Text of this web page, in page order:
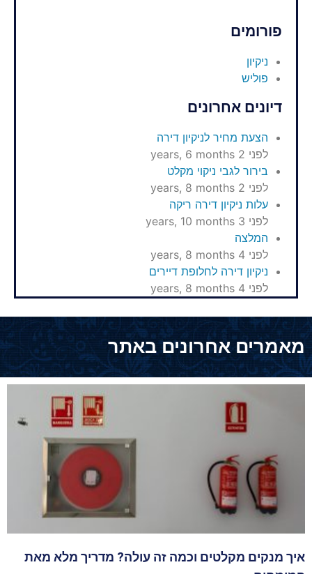
פורומים
ניקיון
פוליש
דיונים אחרונים
הצעת מחיר לניקיון דירה
לפני 2 years, 6 months
בירור לגבי ניקוי מקלט
לפני 2 years, 8 months
עלות ניקיון דירה ריקה
לפני 3 years, 10 months
המלצה
לפני 4 years, 8 months
ניקיון דירה לחלופת דיירים
לפני 4 years, 8 months
מאמרים אחרונים באתר
איך מנקים מקלטים וכמה זה עולה? מדריך מלא מאת